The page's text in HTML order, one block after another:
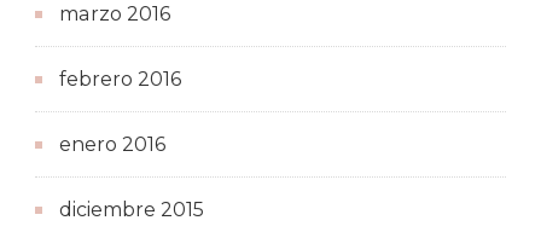
marzo 2016
febrero 2016
enero 2016
diciembre 2015